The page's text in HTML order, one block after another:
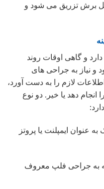
برش تزریق می شود و
و گاهی اوقات روند
و نیاز به جراحی های
لازم را به دست آورد،
انجام دهد یا خیر. دو نوع
عنوان ایمپلنت یا پروتز
که به جراحی فلپ معروف